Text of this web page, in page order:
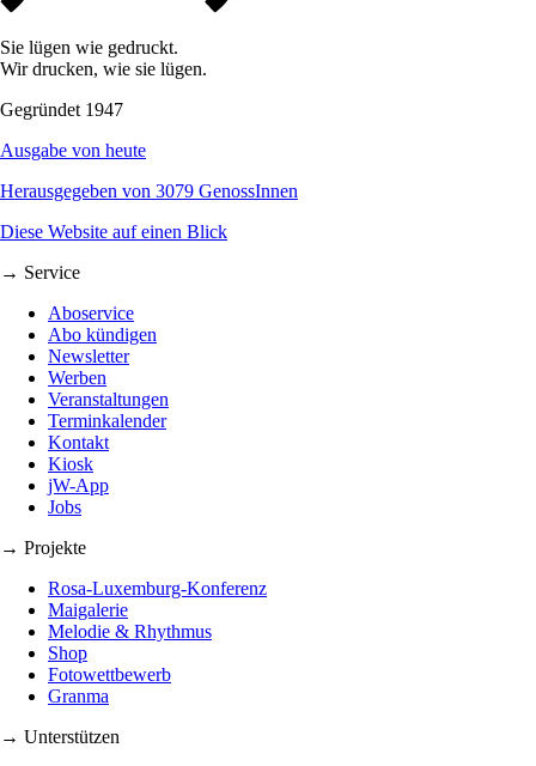
Sie lügen wie gedruckt.
Wir drucken, wie sie lügen.
Gegründet 1947
Ausgabe von heute
Herausgegeben von 3079 GenossInnen
Diese Website auf einen Blick
→ Service
Aboservice
Abo kündigen
Newsletter
Werben
Veranstaltungen
Terminkalender
Kontakt
Kiosk
jW-App
Jobs
→ Projekte
Rosa-Luxemburg-Konferenz
Maigalerie
Melodie & Rhythmus
Shop
Fotowettbewerb
Granma
→ Unterstützen